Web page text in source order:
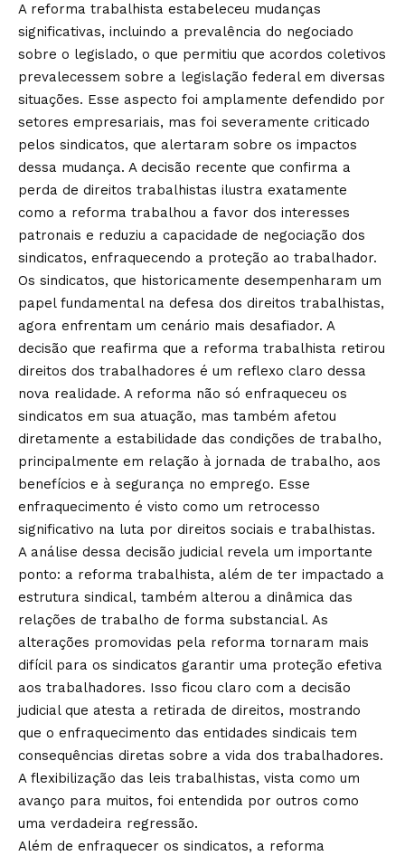
A reforma trabalhista estabeleceu mudanças
significativas, incluindo a prevalência do negociado
sobre o legislado, o que permitiu que acordos coletivos
prevalecessem sobre a legislação federal em diversas
situações. Esse aspecto foi amplamente defendido por
setores empresariais, mas foi severamente criticado
pelos sindicatos, que alertaram sobre os impactos
dessa mudança. A decisão recente que confirma a
perda de direitos trabalhistas ilustra exatamente
como a reforma trabalhou a favor dos interesses
patronais e reduziu a capacidade de negociação dos
sindicatos, enfraquecendo a proteção ao trabalhador.
Os sindicatos, que historicamente desempenharam um
papel fundamental na defesa dos direitos trabalhistas,
agora enfrentam um cenário mais desafiador. A
decisão que reafirma que a reforma trabalhista retirou
direitos dos trabalhadores é um reflexo claro dessa
nova realidade. A reforma não só enfraqueceu os
sindicatos em sua atuação, mas também afetou
diretamente a estabilidade das condições de trabalho,
principalmente em relação à jornada de trabalho, aos
benefícios e à segurança no emprego. Esse
enfraquecimento é visto como um retrocesso
significativo na luta por direitos sociais e trabalhistas.
A análise dessa decisão judicial revela um importante
ponto: a reforma trabalhista, além de ter impactado a
estrutura sindical, também alterou a dinâmica das
relações de trabalho de forma substancial. As
alterações promovidas pela reforma tornaram mais
difícil para os sindicatos garantir uma proteção efetiva
aos trabalhadores. Isso ficou claro com a decisão
judicial que atesta a retirada de direitos, mostrando
que o enfraquecimento das entidades sindicais tem
consequências diretas sobre a vida dos trabalhadores.
A flexibilização das leis trabalhistas, vista como um
avanço para muitos, foi entendida por outros como
uma verdadeira regressão.
Além de enfraquecer os sindicatos, a reforma